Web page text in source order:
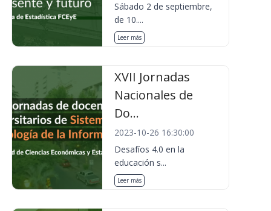
Sábado 2 de septiembre,
de 10....
Leer más
XVII Jornadas
Nacionales de
Do...
2023-10-26 16:30:00
Desafíos 4.0 en la
educación s...
Leer más